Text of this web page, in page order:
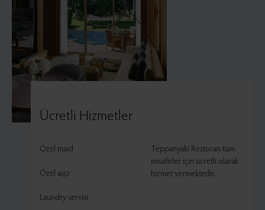
Ücretli Hizmetler
Özel maid
Özel aşçı
Laundry servisi
Teppanyaki Restoran tüm
misafirler için ücretli olarak
hizmet vermektedir.